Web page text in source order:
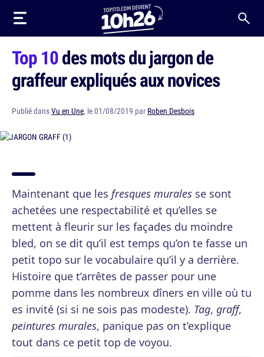
Top 10des mots du jargon de
graffeur expliqués aux novices
Publié dansVu en Une, le 01/08/2019 par Roben Desbois
Maintenant que les fresques murales se sont
achetées une respectabilité et qu’elles se
mettent à fleurir sur les façades du moindre
bled, on se dit qu’il est temps qu’on te fasse un
petit topo sur le vocabulaire qu’il y a derrière.
Histoire que t’arrêtes de passer pour une
pomme dans les nombreux dîners en ville où tu
es invité (si si ne sois pas modeste). Tag, graff,
peintures murales, panique pas on t’explique
tout dans ce petit top de voyou.